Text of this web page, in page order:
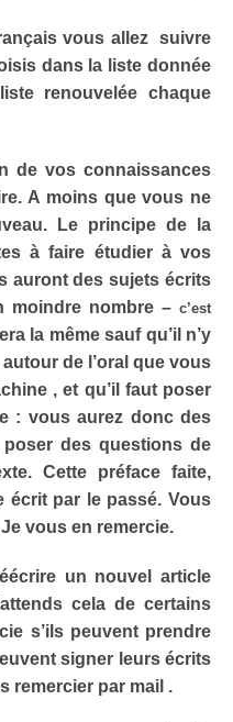
vous allez suivre
dans la liste donnée
renouvelée chaque
de vos connaissances
A moins que vous ne
Le principe de la
à faire étudier à vos
auront des sujets écrits
moindre nombre – c’est
la même sauf qu’il n’y
de l’oral que vous
, et qu’il faut poser
: vous aurez donc des
des questions de
Cette préface faite,
écrit par le passé. Vous
vous en remercie.
un nouvel article
cela de certains
s’ils peuvent prendre
signer leurs écrits
remercier par mail .